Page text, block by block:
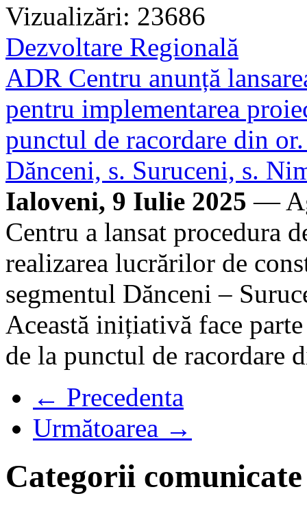
Vizualizări: 23686
Dezvoltare Regională
ADR Centru anunță
pentru implementarea
punctul de racordare din
Dănceni, s. Suruceni, s.
Ialoveni, 9 Iulie 2025 —
Centru a lansat procedura
realizarea lucrărilor de
segmentul Dănceni –
Această inițiativă face
de la punctul de racordare
← Precedenta
Următoarea →
Categorii comunicate